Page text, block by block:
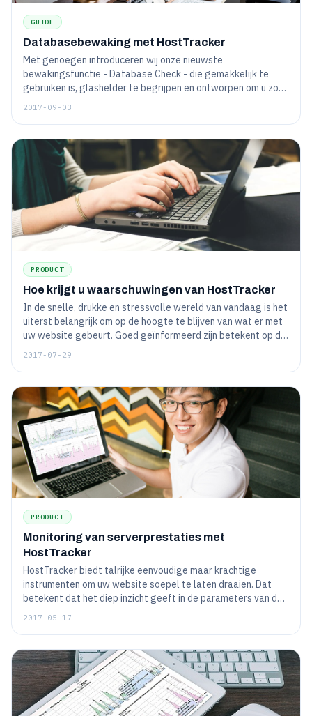
GUIDE
Databasebewaking met HostTracker
Met genoegen introduceren wij onze nieuwste
bewakingsfunctie - Database Check - die gemakkelijk te
gebruiken is, glashelder te begrijpen en ontworpen om u zo
vlot mogelijk door de 'kritieke uren' van uw website te
2017-09-03
PRODUCT
Hoe krijgt u waarschuwingen van HostTracker
In de snelle, drukke en stressvolle wereld van vandaag is het
uiterst belangrijk om op de hoogte te blijven van wat er met
uw website gebeurt. Goed geïnformeerd zijn betekent op de
hoogte zijn van de snelheid waarmee de bewakingsdienst
2017-07-29
PRODUCT
Monitoring van serverprestaties met
HostTracker
HostTracker biedt talrijke eenvoudige maar krachtige
instrumenten om uw website soepel te laten draaien. Dat
betekent dat het diep inzicht geeft in de parameters van de
serverbronnen zoals CPU, RAM en HDD. Lees verder voor
2017-05-17